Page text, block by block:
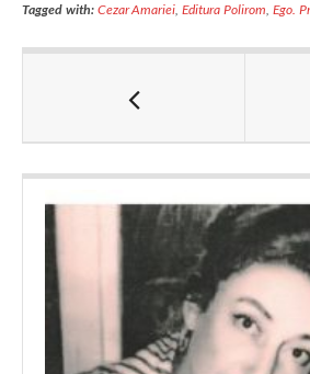
Tagged with: Cezar Amariei,Editura Polirom, Ego.